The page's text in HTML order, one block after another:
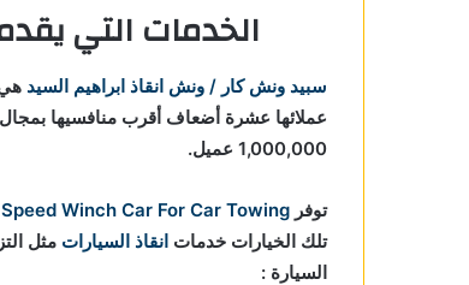
الخدمات التي
سبيد ونش كار / ونش انقاذ ابراهيم السيد
عملائها عشرة أضعاف أقرب منافسيها بمجال
1,000,000 عميل.
توفر Speed Winch Car For Car Towing
تلك الخيارات خدمات انقاذ السيارات مثل
السيارة :